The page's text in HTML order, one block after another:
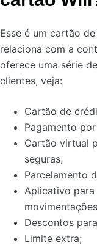
Esse é um cartão
relaciona com a
oferece uma série
clientes, veja:
Cartão de
Pagamento
Cartão virtual
seguras;
Parcelamento
Aplicativo
Descontos
Limite extra;